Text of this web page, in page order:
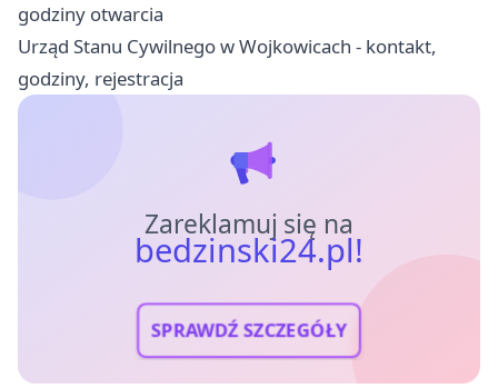
godziny otwarcia
Urząd Stanu Cywilnego w Wojkowicach - kontakt,
godziny, rejestracja
Zareklamuj się na
bedzinski24.pl!
SPRAWDŹ SZCZEGÓŁY